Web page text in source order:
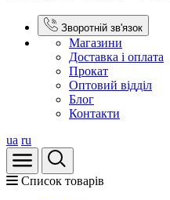
Зворотній зв'язок
Магазини
Доставка і оплата
Прокат
Оптовий відділ
Блог
Контакти
ua ru
Список товарів